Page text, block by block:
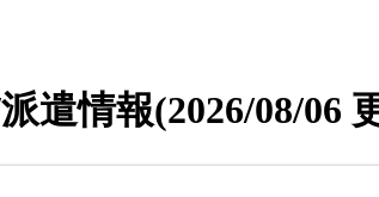
遣情報(2026/08/06